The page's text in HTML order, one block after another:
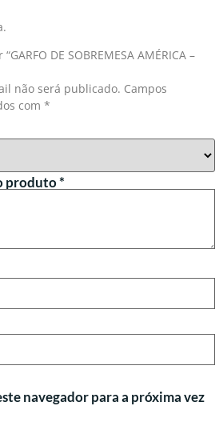
DE SOBREMESA AMÉRICA –
não será publicado. Campos
com *
produto*
navegador para a próxima vez